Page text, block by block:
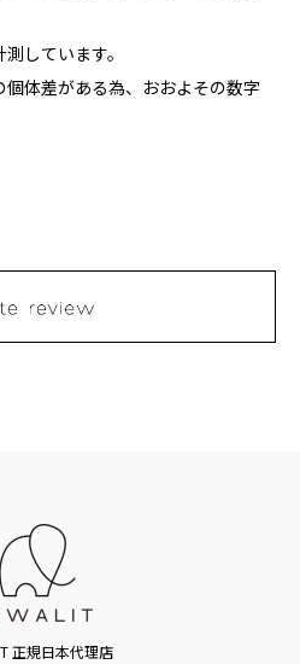
しています。
体差がある為、おおよその数字
正規日本代理店